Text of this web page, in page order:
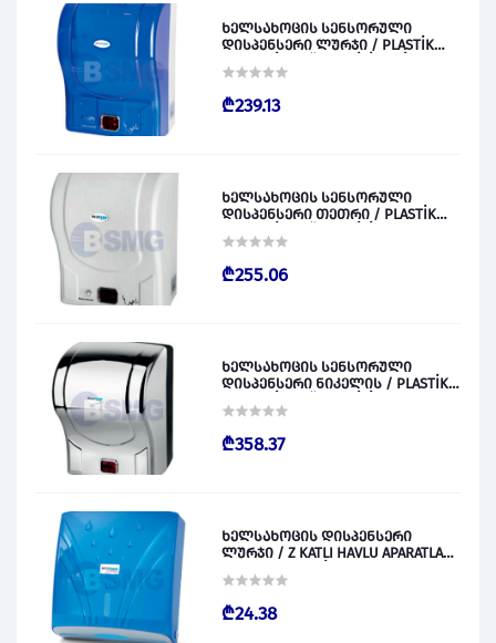
ხელსახოცის სენსორული
დისპენსერი ლურჯი / PLASTİK
₾239.13
ხელსახოცის სენსორული
დისპენსერი თეთრი / PLASTİK
028829
₾255.06
ხელსახოცის სენსორული
დისპენსერი ნიკელის / PLASTİK
028830
₾358.37
ხელსახოცის დისპენსერი
ლურჯი / Z KATLI HAVLU APARATLARI
₾24.38